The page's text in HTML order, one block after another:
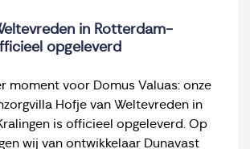
in Rotterdam-
opgeleverd
moment voor Domus Valuas: onze
Hofje van Weltevreden in
is officieel opgeleverd. Op
wij van ontwikkelaar Dunavast